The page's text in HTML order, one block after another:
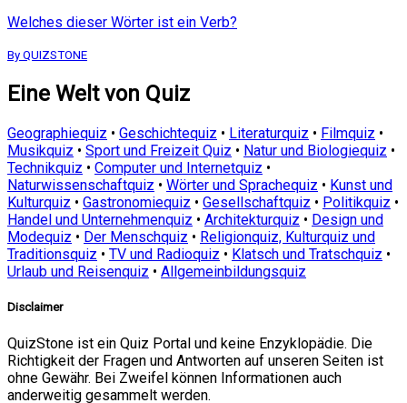
Welches dieser Wörter ist ein Verb?
By QUIZSTONE
Eine Welt von Quiz
Geographiequiz • Geschichtequiz • Literaturquiz • Filmquiz •
Musikquiz • Sport und Freizeit Quiz • Natur und Biologiequiz •
Technikquiz • Computer und Internetquiz •
Naturwissenschaftquiz • Wörter und Sprachequiz • Kunst und
Kulturquiz • Gastronomiequiz • Gesellschaftquiz • Politikquiz •
Handel und Unternehmenquiz • Architekturquiz • Design und
Modequiz • Der Menschquiz • Religionquiz, Kulturquiz und
Traditionsquiz • TV und Radioquiz • Klatsch und Tratschquiz •
Urlaub und Reisenquiz • Allgemeinbildungsquiz
Disclaimer
QuizStone ist ein Quiz Portal und keine Enzyklopädie. Die
Richtigkeit der Fragen und Antworten auf unseren Seiten ist
ohne Gewähr. Bei Zweifel können Informationen auch
anderweitig gesammelt werden.